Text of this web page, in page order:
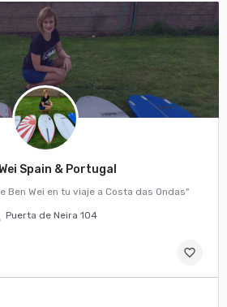
Spain & Portugal
Ben Wei en tu viaje a Costa das Ondas"
Puerta de Neira 104
favorite_border